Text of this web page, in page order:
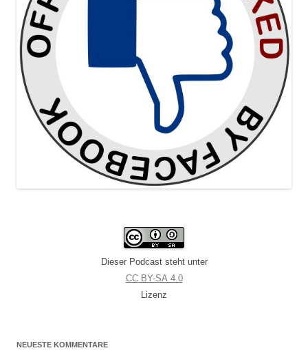
Dieser Podcast steht unter
CC BY-SA 4.0
Lizenz
NEUESTE KOMMENTARE